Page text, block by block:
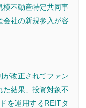
模不動産特定共同事
会社の新規参入が容
が改正されてファン
た結果、投資対象不
を運用するREITタ